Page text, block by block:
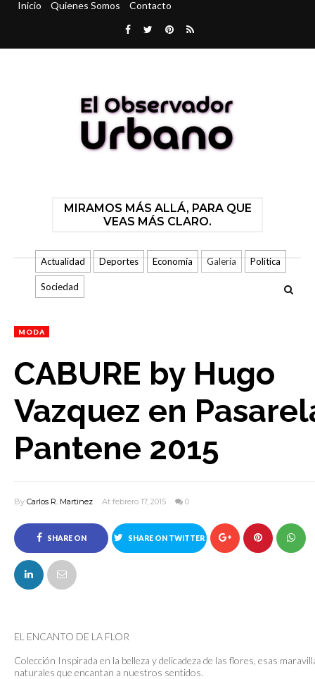
Inicio Quienes Somos Contacto
MIRAMOS MÁS ALLÁ, PARA QUE
VEAS MÁS CLARO.
Actualidad Deportes Economía Galería Politica
Sociedad
MODA
CABURE by Hugo
Vazquez en
Pantene 2015
By Carlos R. Martinez At febrero 17, 2015 0
SHARE ON
FACEBOOK
SHARE ON TWITTER
EL ENCANTO DE LA FLOR
Colección Inspirada en la belleza y delicadeza de las flores, esas
naturales que encantan a nuestros sentidos.